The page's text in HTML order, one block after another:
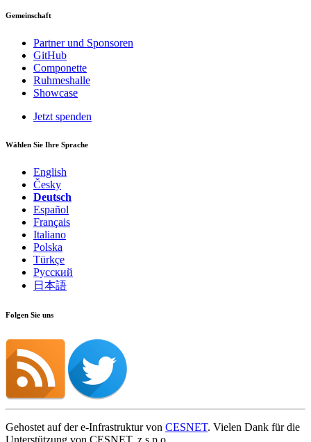
Gemeinschaft
Partner und Sponsoren
GitHub
Componette
Ruhmeshalle
Showcase
Jetzt spenden
Wählen Sie Ihre Sprache
English
Česky
Deutsch
Español
Français
Italiano
Polska
Türkçe
Русский
日本語
Folgen Sie uns
Gehostet auf der e-Infrastruktur von CESNET. Vielen Dank für die